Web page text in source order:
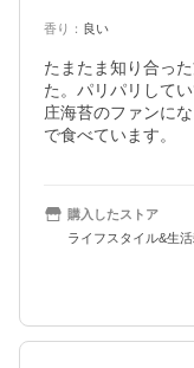
香り ： 良い
たまたま知り合っ
た。パリパリして
庄海苔のファンに
で食べています。
購入したストア
ライフスタイル&生